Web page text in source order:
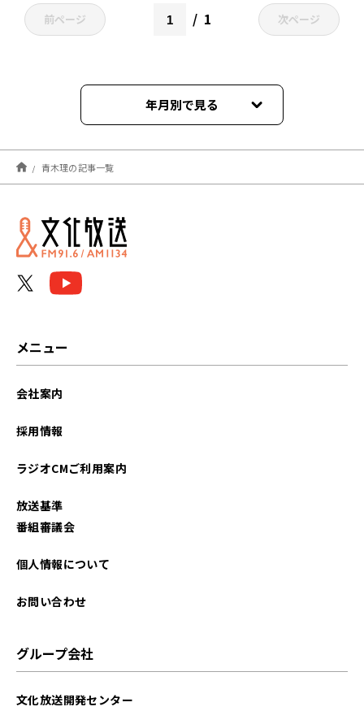
前ページ 1 次ページ
年月別で見る
2026年08月
2026年07月
2026年06月
2025年09月
2025年06月
青木理の記事一覧
メニュー
会社案内
採用情報
ラジオCMご利用案内
放送基準
番組審議会
個人情報について
お問い合わせ
グループ会社
文化放送開発センター